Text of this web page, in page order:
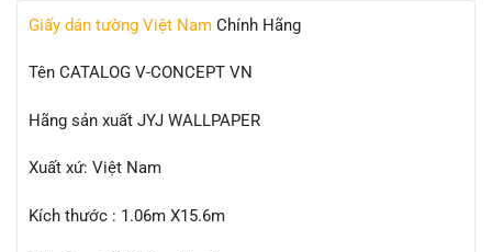
Giấy dán tường Việt Nam Chính Hãng
Tên CATALOG V-CONCEPT VN
Hãng sản xuất JYJ WALLPAPER
Xuất xứ: Việt Nam
Kích thước : 1.06m X15.6m